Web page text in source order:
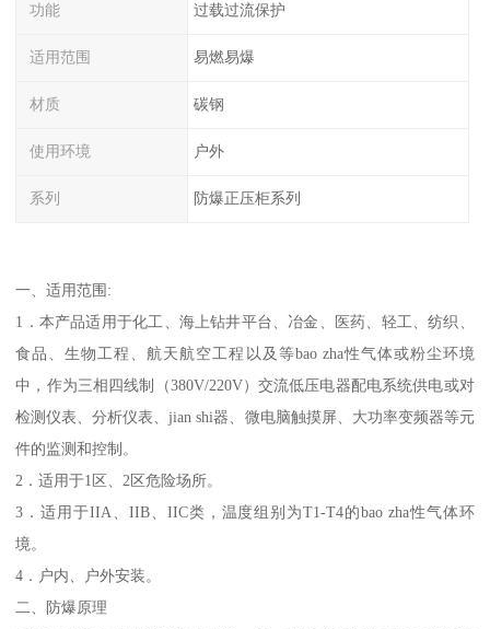
功能 过载过流保护
适用范围 易燃易爆
材质 碳钢
使用环境 户外
系列 防爆正压柜系列
一、适用范围:
1．本产品适用于化工、海上钻井平台、冶金、医药、轻工、纺织、
食品、生物工程、航天航空工程以及等bao zha性气体或粉尘环境
中，作为三相四线制（380V/220V）交流低压电器配电系统供电或对
检测仪表、分析仪表、jian shi器、微电脑触摸屏、大功率变频器等元
件的监测和控制。
2．适用于1区、2区危险场所。
3．适用于IIA、IIB、IIC类，温度组别为T1-T4的bao zha性气体环
境。
4．户内、户外安装。
二、防爆原理